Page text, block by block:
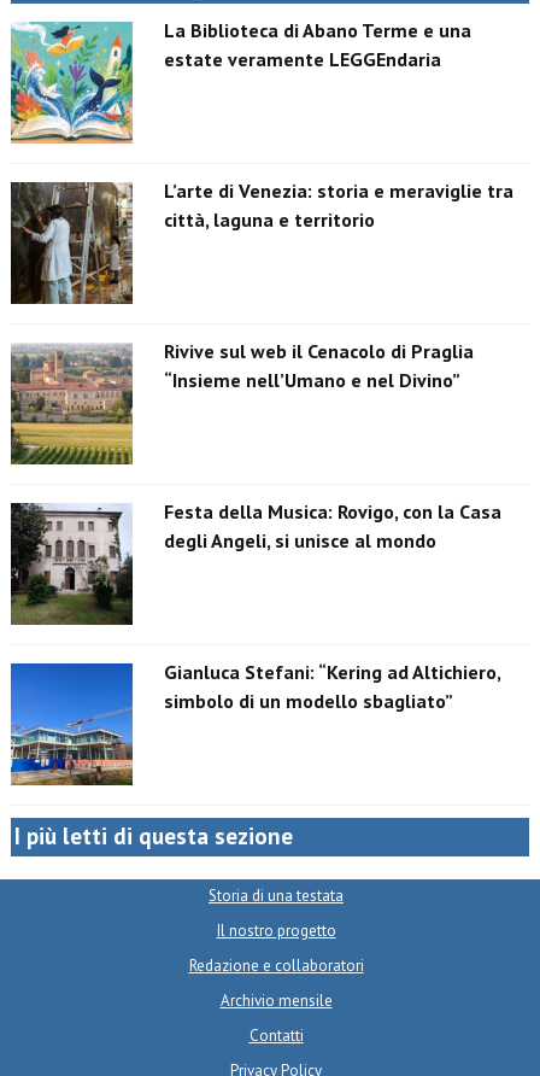
La Biblioteca di Abano Terme e una
estate veramente LEGGEndaria
L’arte di Venezia: storia e meraviglie tra
città, laguna e territorio
Rivive sul web il Cenacolo di Praglia
“Insieme nell’Umano e nel Divino”
Festa della Musica: Rovigo, con la Casa
degli Angeli, si unisce al mondo
Gianluca Stefani: “Kering ad Altichiero,
simbolo di un modello sbagliato”
I più letti di questa sezione
Storia di una testata
Il nostro progetto
Redazione e collaboratori
Archivio mensile
Contatti
Privacy Policy